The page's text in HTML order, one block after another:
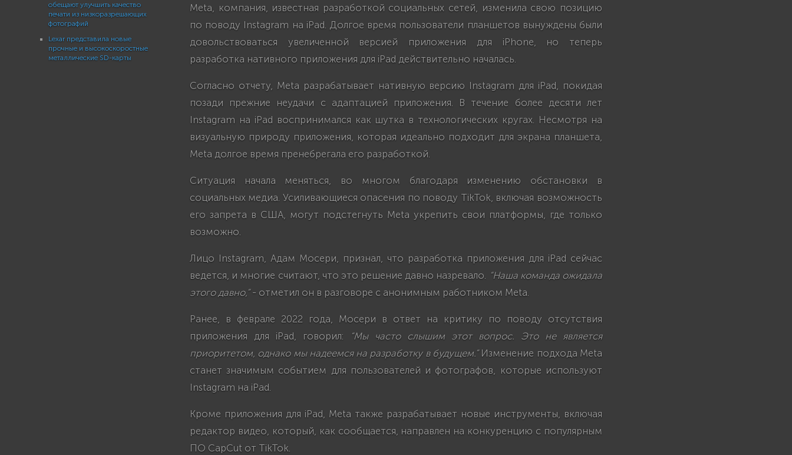
обещают улучшить качество
печати из низкоразрешающих
фотографий
Lexar представила новые
прочные и высокоскоростные
металлические SD-карты
Meta, компания, известная разработкой социальных сетей, изменила свою позицию
по поводу Instagram на iPad. Долгое время пользователи планшетов вынуждены были
довольствоваться увеличенной версией приложения для iPhone, но теперь
разработка нативного приложения для iPad действительно началась.
Согласно отчету, Meta разрабатывает нативную версию Instagram для iPad, покидая
позади прежние неудачи с адаптацией приложения. В течение более десяти лет
Instagram на iPad воспринимался как шутка в технологических кругах. Несмотря на
визуальную природу приложения, которая идеально подходит для экрана планшета,
Meta долгое время пренебрегала его разработкой.
Ситуация начала меняться, во многом благодаря изменению обстановки в
социальных медиа. Усиливающиеся опасения по поводу TikTok, включая возможность
его запрета в США, могут подстегнуть Meta укрепить свои платформы, где только
возможно.
Лицо Instagram, Адам Мосери, признал, что разработка приложения для iPad сейчас
ведется, и многие считают, что это решение давно назревало. “Наша команда ожидала
этого давно,”- отметил он в разговоре с анонимным работником Meta.
Ранее, в феврале 2022 года, Мосери в ответ на критику по поводу отсутствия
приложения для iPad, говорил:
“Мы часто слышим этот вопрос. Это не является
приоритетом, однако мы надеемся на разработку в будущем.”Изменение подхода Meta
станет значимым событием для пользователей и фотографов, которые используют
Instagram на iPad.
Кроме приложения для iPad, Meta также разрабатывает новые инструменты, включая
редактор видео, который, как сообщается, направлен на конкуренцию с популярным
ПО CapCut от TikTok.